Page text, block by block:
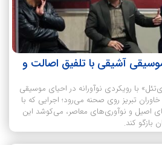
آشیقی با تلفیق اصالت و
با رویکردی نوآورانه در احیای موسیقی
تبریز روی صحنه می‌رود؛ اجرایی که با
سازهای اصیل و نوآوری‌های معاصر، می‌کوشد این
بازگو کند.